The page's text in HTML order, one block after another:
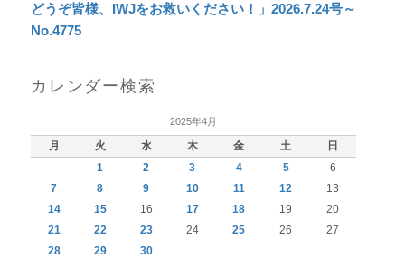
どうぞ皆様、IWJをお救いください！」2026.7.24号～
No.4775
カレンダー検索
2025年4月
月 火 水 木 金 土 日
1 2 3 4 5
6
7
8 9 10 11 12
13
14
15 16 17 18 19
20
21
22 23 24 25 26
27
28
29 30